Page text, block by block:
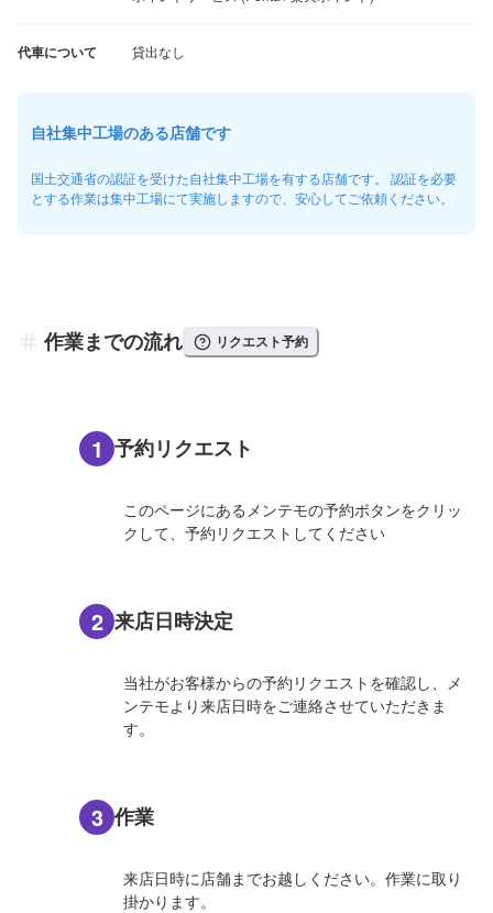
代車について 貸出なし
自社集中工場のある店舗です
国土交通省の認証を受けた自社集中工場を有する店舗です。 認証を必要
とする作業は集中工場にて実施しますので、安心してご依頼ください。
作業までの流れ リクエスト予約
1 予約リクエスト
このページにあるメンテモの予約ボタンをクリッ
クして、予約リクエストしてください
2 来店日時決定
当社がお客様からの予約リクエストを確認し、メ
ンテモより来店日時をご連絡させていただきま
す。
3 作業
来店日時に店舗までお越しください。作業に取り
掛かります。